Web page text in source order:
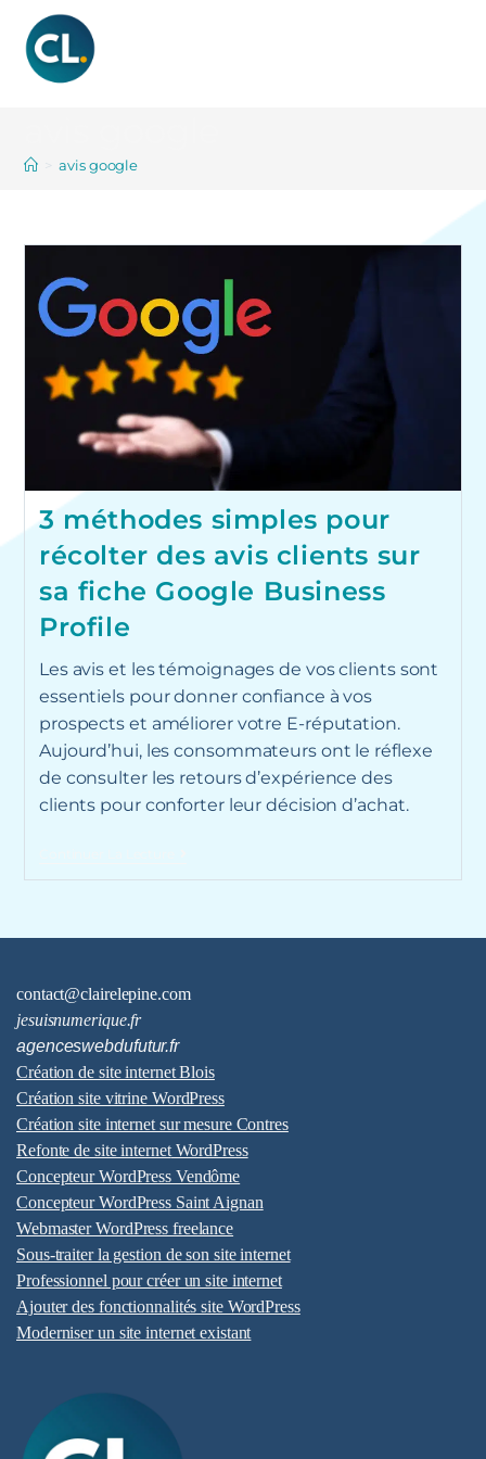
avis google
3 méthodes simples pour
récolter des avis clients sur
sa fiche Google Business
Profile
Les avis et les témoignages de vos clients sont
essentiels pour donner confiance à vos
prospects et améliorer votre E-réputation.
Aujourd’hui, les consommateurs ont le réflexe
de consulter les retours d’expérience des
clients pour conforter leur décision d’achat.
contact@clairelepine.com
jesuisnumerique.fr
agenceswebdufutur.fr
Création de site internet Blois
Création site vitrine WordPress
Création site internet sur mesure Contres
Refonte de site internetWordPress
Concepteur WordPress Vendôme
Concepteur WordPress Saint Aignan
Webmaster WordPress freelance
Sous-traiter la gestion de son site internet
Professionnel pour créer un site internet
Ajouter des fonctionnalités site WordPress
Moderniser un site internet existant